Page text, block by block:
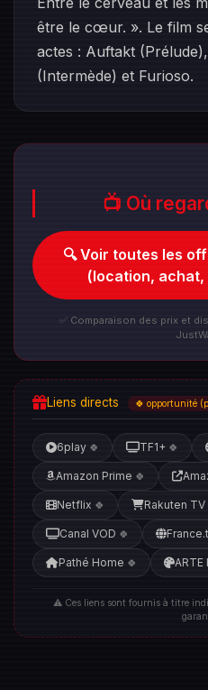
être le cœur. ». Le film
actes : Auftakt
(Intermède) et Furioso.
📺 Où
🔍 Voir toutes les
(location, achat,
✅ Comparaison des prix et
Liens directs 🍀 opportunité
6play 🍀 TF1+ 🍀
Amazon Prime 🍀
Netflix 🍀 Rakuten TV
Canal VOD 🍀
Pathé Home 🍀 ARTE
⚠️ Ces liens sont fournis à titre